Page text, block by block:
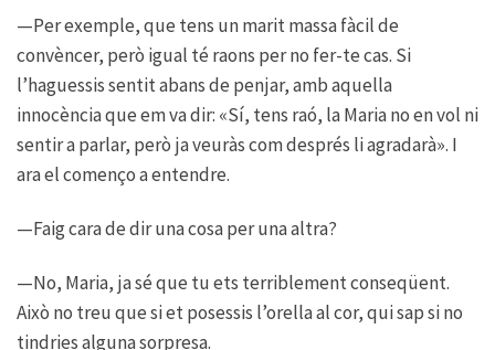
—Per exemple, que tens un marit massa fàcil de
convèncer, però igual té raons per no fer-te cas. Si
l’haguessis sentit abans de penjar, amb aquella
innocència que em va dir: «Sí, tens raó, la Maria no en vol ni
sentir a parlar, però ja veuràs com després li agradarà». I
ara el començo a entendre.
—Faig cara de dir una cosa per una altra?
—No, Maria, ja sé que tu ets terriblement conseqüent.
Això no treu que si et posessis l’orella al cor, qui sap si no
tindries alguna sorpresa.